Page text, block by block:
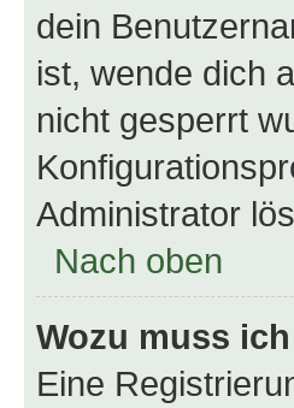
dein
ist, wende dich
nicht gesperrt
Administrator
Nach oben
Wozu muss
Eine